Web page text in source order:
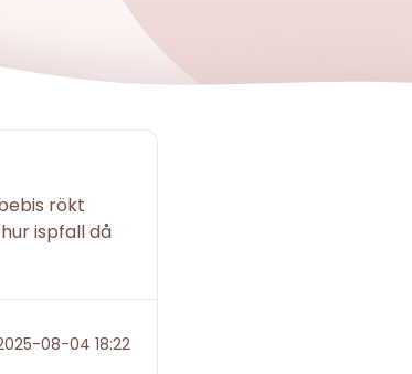
rökt
ispfall då
08-04 18:22